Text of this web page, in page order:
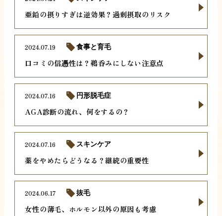
亜鉛の摂りすぎは逆効果？過剰摂取のリスク
口コミの信憑性は？鵜呑みにしない注意点
2024.07.19 食事と育毛
AGA診断の流れ、何をするの？
2024.07.16 円形脱毛症
薬をやめたらどうなる？継続の重要性
2024.07.16 スキンケア
女性の薄毛、ホルモン以外の原因も考慮
2024.06.17 抜毛